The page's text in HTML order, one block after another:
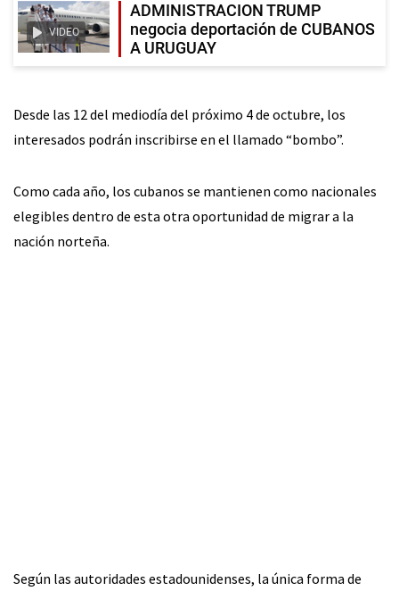
VIDEO
ADMINISTRACION TRUMP
negocia deportación de CUBANOS
A URUGUAY
Desde las 12 del mediodía del próximo 4 de octubre, los
interesados podrán inscribirse en el llamado “bombo”.
Como cada año, los cubanos se mantienen como nacionales
elegibles dentro de esta otra oportunidad de migrar a la
nación norteña.
Según las autoridades estadounidenses, la única forma de